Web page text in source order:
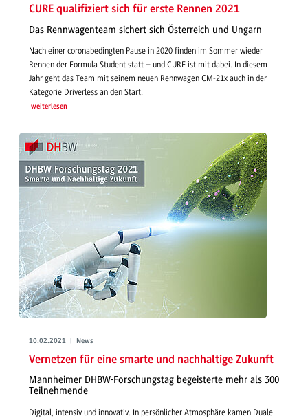
CURE qualifiziert sich für erste Rennen 2021
Das Rennwagenteam sichert sich Österreich und Ungarn
Nach einer coronabedingten Pause in 2020 finden im Sommer wieder
Rennen der Formula Student statt – und CURE ist mit dabei. In diesem
Jahr geht das Team mit seinem neuen Rennwagen CM-21x auch in der
Kategorie Driverless an den Start.
weiterlesen
10.02.2021 | News
Vernetzen für eine smarte und nachhaltige Zukunft
Mannheimer DHBW-Forschungstag begeisterte mehr als 300
Teilnehmende
Digital, intensiv und innovativ. In persönlicher Atmosphäre kamen Duale